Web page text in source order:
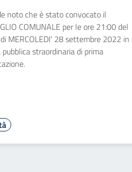
noto che è stato convocato il
COMUNALE per le ore 21:00 del
MERCOLEDI' 28 settembre 2022 in
straordinaria di prima